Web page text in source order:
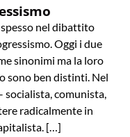
nel dibattito
Oggi i due
sinonimi ma la loro
sono ben distinti. Nel
socialista, comunista,
radicalmente in
[…]